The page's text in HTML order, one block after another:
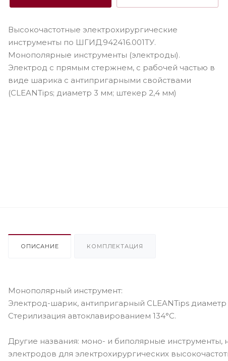
Высокочастотные электрохирургические
инструменты по ШГИД.942416.001ТУ.
Монополярные инструменты (электроды).
Электрод с прямым стержнем, c рабочей частью в
виде шарика с антипригарными свойствами
(CLEANTips; диаметр 3 мм; штекер 2,4 мм)
ОПИСАНИЕ КОМПЛЕКТАЦИЯ
Монополярный инструмент:
Электрод-шарик, антипригарный CLEANTips
Стерилизация автоклавированием 134°С.
Другие названия: моно- и биполярные
электродов для электрохирургических